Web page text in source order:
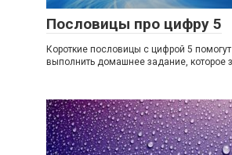
Пословицы про цифру 5
Короткие пословицы с цифрой 5
выполнить домашнее задание, которое